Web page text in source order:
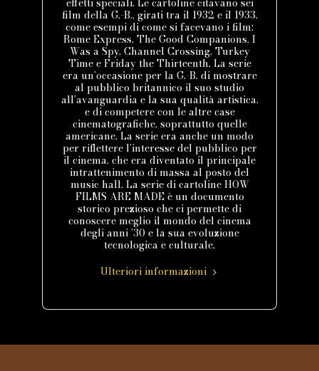
film della G.-B., girati tra il 1932 e il 1933,
come esempi di come si facevano i film:
Rome Express, The Good Companions, I
Was a Spy, Channel Crossing, Turkey
Time e Friday the Thirteenth. La serie
era un’occasione per la G.-B. di mostrare
al pubblico britannico il suo studio
all’avanguardia e la sua qualità artistica,
e di competere con le altre case
cinematografiche, soprattutto quelle
americane. La serie era anche un modo
per riflettere l’interesse del pubblico per
il cinema, che era diventato il principale
intrattenimento di massa al posto del
music hall. La serie di cartoline HOW
FILMS ARE MADE è un documento
storico prezioso che ci permette di
conoscere meglio il mondo del cinema
degli anni ’30 e la sua evoluzione
tecnologica e culturale.
Ulteriori informazioni